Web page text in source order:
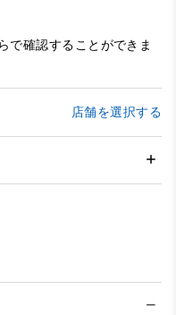
で確認することができま
店舗を選択する